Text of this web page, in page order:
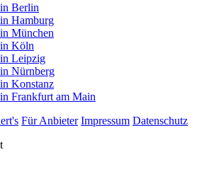
Berlin
Hamburg
München
Köln
Leipzig
Nürnberg
Konstanz
Frankfurt am Main
Für Anbieter Impressum Datenschutz